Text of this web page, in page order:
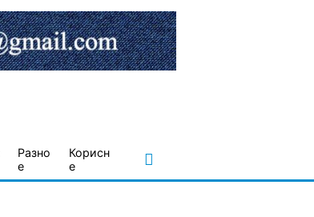
Разно
е
Корисн
е